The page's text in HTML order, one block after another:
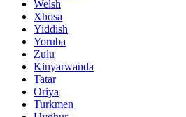
Welsh
Xhosa
Yiddish
Yoruba
Zulu
Kinyarwanda
Tatar
Oriya
Turkmen